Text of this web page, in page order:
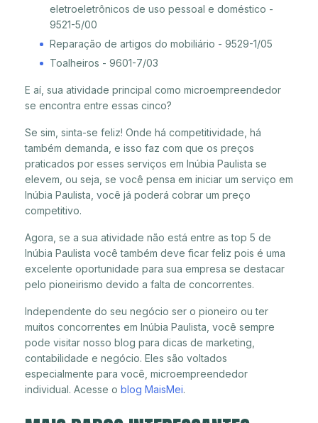
eletroeletrônicos de uso pessoal e doméstico -
9521-5/00
Reparação de artigos do mobiliário - 9529-1/05
Toalheiros - 9601-7/03
E aí, sua atividade principal como microempreendedor
se encontra entre essas cinco?
Se sim, sinta-se feliz! Onde há competitividade, há
também demanda, e isso faz com que os preços
praticados por esses serviços em Inúbia Paulista se
elevem, ou seja, se você pensa em iniciar um serviço em
Inúbia Paulista, você já poderá cobrar um preço
competitivo.
Agora, se a sua atividade não está entre as top 5 de
Inúbia Paulista você também deve ficar feliz pois é uma
excelente oportunidade para sua empresa se destacar
pelo pioneirismo devido a falta de concorrentes.
Independente do seu negócio ser o pioneiro ou ter
muitos concorrentes em Inúbia Paulista, você sempre
pode visitar nosso blog para dicas de marketing,
contabilidade e negócio. Eles são voltados
especialmente para você, microempreendedor
individual. Acesse o blog MaisMei.